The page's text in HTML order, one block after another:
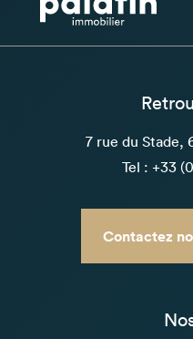
7 rue du Stade,
Tel : +33
Contactez